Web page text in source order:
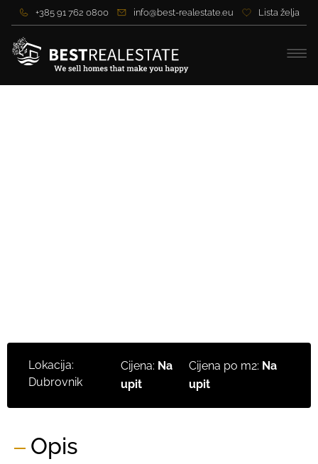
+385 91 762 0800 info@best-realestate.eu Lista želja
Lokacija:
Dubrovnik
Cijena: Na
upit
Cijena po m2: Na
upit
Opis